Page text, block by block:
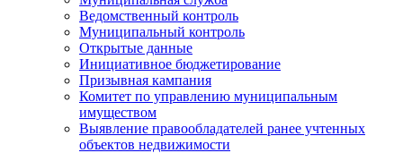
Ведомственный контроль
Муниципальный контроль
Открытые данные
Инициативное бюджетирование
Призывная кампания
Комитет по управлению муниципальным
имуществом
Выявление правообладателей ранее учтенных
объектов недвижимости